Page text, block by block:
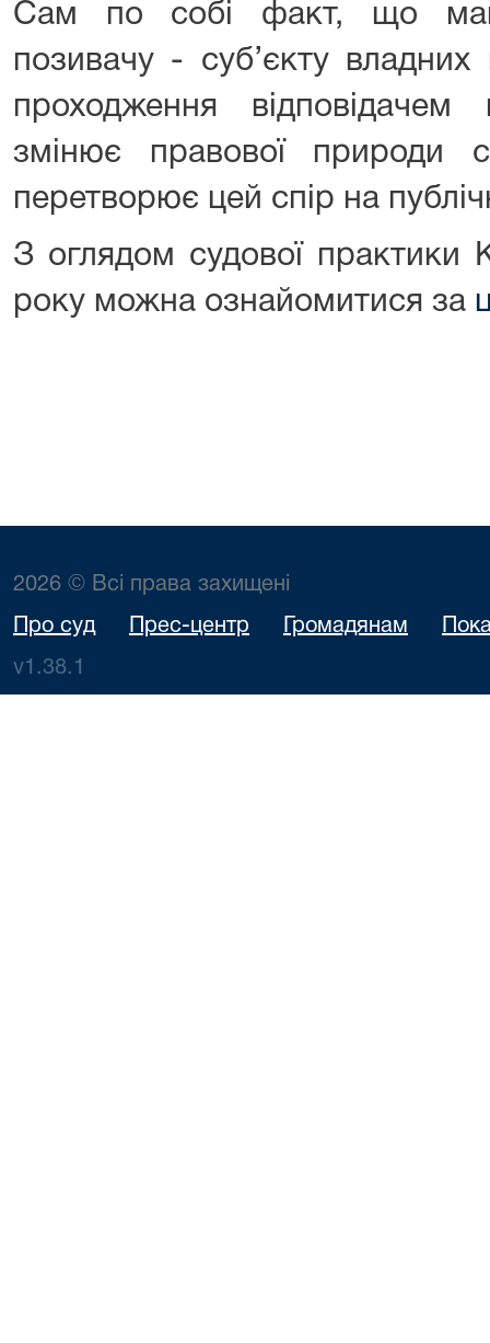
Сам по собі факт, що
позивачу - суб’єкту
проходження
змінює правової природи
перетворює цей спір на
З оглядом судової
року можна ознайомитися за
2026 © Всі права захищені
Про суд Прес-центр Громадянам
v1.38.1